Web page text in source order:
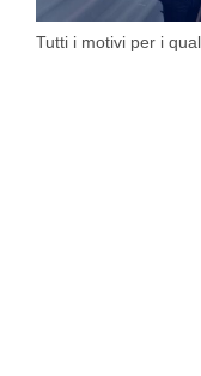
Tutti i motivi per i